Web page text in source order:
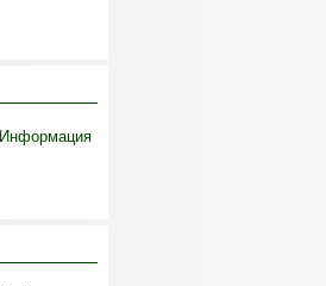
Информация